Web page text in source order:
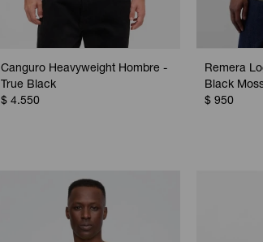
Canguro Heavyweight Hombre -
True Black
$ 4.550
Remera
Black
$ 950